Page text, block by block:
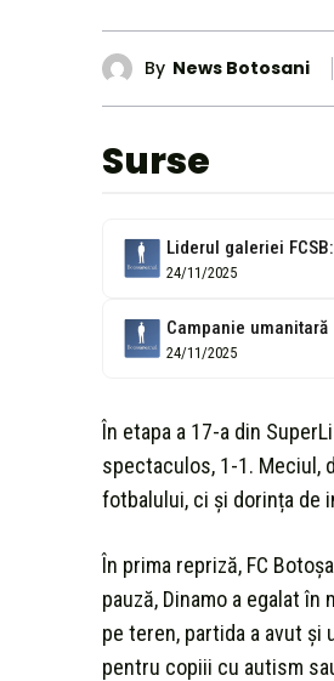
By News Botosani
Surse
24/11/2025
24/11/2025
În etapa a 17-a din
spectaculos, 1-1. Meciul,
fotbalului, ci și dorința de
În prima repriză, FC
pauză, Dinamo a egalat
pe teren, partida a avut
pentru copiii cu autism